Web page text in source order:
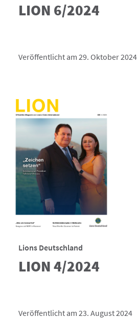
LION 6/2024
Veröffentlicht am 29. Oktober 2024
Lions Deutschland
LION 4/2024
Veröffentlicht am 23. August 2024